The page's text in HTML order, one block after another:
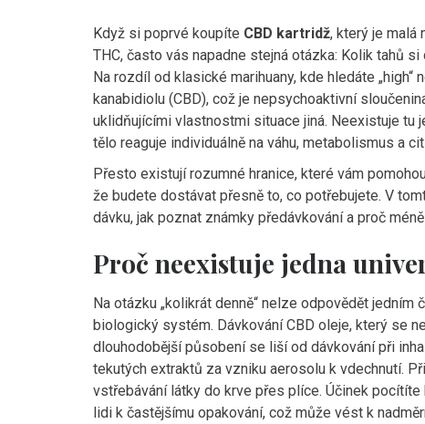
Když si poprvé koupíte CBD kartridž, který je malá
THC, často vás napadne stejná otázka: Kolik tahů
Na rozdíl od klasické marihuany, kde hledáte
kanabidiolu (CBD), což je nepsychoaktivní
uklidňujícími vlastnostmi situace jiná. Neexistuje tu
tělo reaguje individuálně na váhu, metabolismus a
Přesto existují rozumné hranice, které vám
že budete dostávat přesně to, co potřebujete. V
dávku, jak poznat známky předávkování a proč
Proč neexistuje jedna
Na otázku „kolikrát denně“ nelze odpovědět
biologický systém. DávkováníCBD oleje, který se
dlouhodobější působeníse liší od dávkování při
tekutých extraktů za vzniku aerosolu k vdechnutí.
vstřebávání látky do krve přes plíce. Účinek
lidi k častějšímu opakování, což může vést k